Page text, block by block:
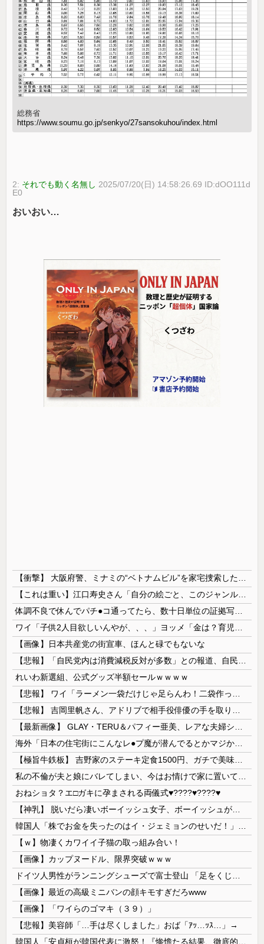
総務省
https://www.soumu.go.jp/senkyo/27sansokuhou/index.html
2: それでも動く名無し 2025/07/20(日) 14:58:26.69 ID:dOO111d
E0
おいおい…
【画像】日本共産党の街宣車、ほんと碌でもないな
れいわ新選組、公式グッズ半額セールｗｗｗｗ
おねショタ？エ□ガキに孕まされる両儀式♥️????♥️????♥️
【ｗ】物凄くカワイイ子猫の取っ組み合い！
【画像】カップヌードル、限界突破ｗｗｗ
【画像】最近の高級ミニバンの顔キモすぎだろwww
【画像】「ワイらのゴマキ（３９）」
【悲報】美容師「…手は尽くしました」おば「ｱｯ…ｯｽ…」→